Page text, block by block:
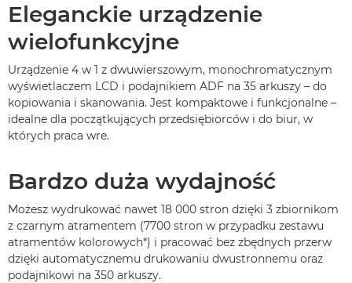
Eleganckie urządzenie
wielofunkcyjne
Urządzenie 4 w 1 z dwuwierszowym, monochromatycznym
wyświetlaczem LCD i podajnikiem ADF na 35 arkuszy – do
kopiowania i skanowania. Jest kompaktowe i funkcjonalne –
idealne dla początkujących przedsiębiorców i do biur, w
których praca wre.
Bardzo duża wydajność
Możesz wydrukować nawet 18 000 stron dzięki 3 zbiornikom
z czarnym atramentem (7700 stron w przypadku zestawu
atramentów kolorowych*) i pracować bez zbędnych przerw
dzięki automatycznemu drukowaniu dwustronnemu oraz
podajnikowi na 350 arkuszy.